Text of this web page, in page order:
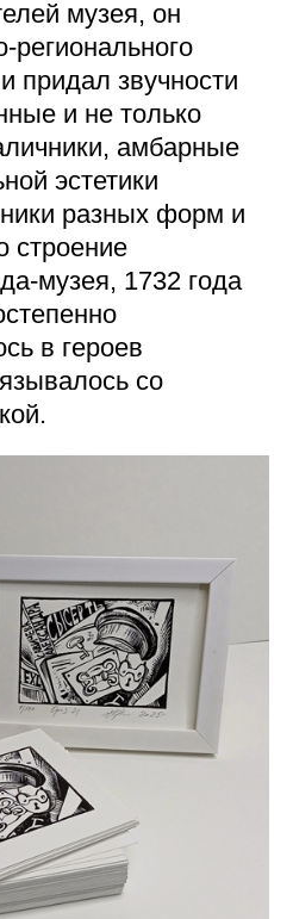
музея, он
регионального
придал звучности
и не только
амбарные
эстетики
разных форм и
строение
музея, 1732 года
в героев
со